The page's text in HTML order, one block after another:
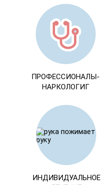
ПРОФЕССИОНАЛЫ-
НАРКОЛОГИГ
ИНДИВИДУАЛЬНОЕ